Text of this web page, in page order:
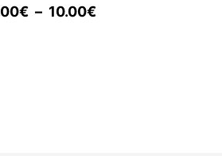
€ – 10.00€10.00€